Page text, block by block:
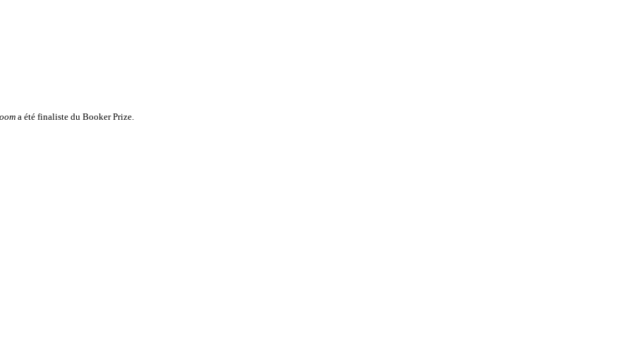
a été finaliste du Booker Prize.